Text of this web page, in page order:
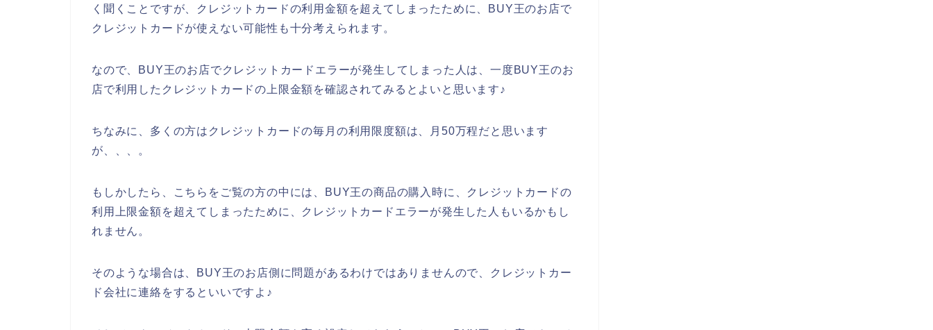
く聞くことですが、クレジットカードの利用金額を超えてしまったために、BUY王のお店で
クレジットカードが使えない可能性も十分考えられます。
なので、BUY王のお店でクレジットカードエラーが発生してしまった人は、一度BUY王のお
店で利用したクレジットカードの上限金額を確認されてみるとよいと思います♪
ちなみに、多くの方はクレジットカードの毎月の利用限度額は、月50万程だと思います
が、、、。
もしかしたら、こちらをご覧の方の中には、BUY王の商品の購入時に、クレジットカードの
利用上限金額を超えてしまったために、クレジットカードエラーが発生した人もいるかもし
れません。
そのような場合は、BUY王のお店側に問題があるわけではありませんので、クレジットカー
ド会社に連絡をするといいですよ♪